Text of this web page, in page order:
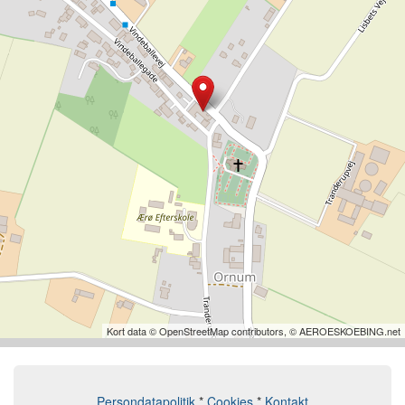
Kort data © OpenStreetMap contributors, © AEROESKOEBING.net